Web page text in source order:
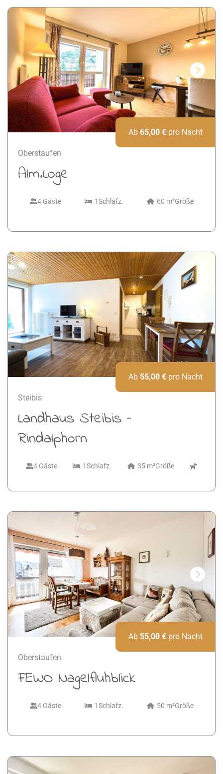
Oberstaufen
Alm.Loge
4 Gäste 1Schlafz. 60 m²Größe
Ab 65,00 €pro Nacht
Next
Steibis
Landhaus Steibis –
Rindalphorn
4 Gäste 1Schlafz. 35 m²Größe
Ab 55,00 €pro Nacht
Next
Oberstaufen
FEWO Nagelfluhblick
4 Gäste 1Schlafz. 50 m²Größe
Ab 55,00 €pro Nacht